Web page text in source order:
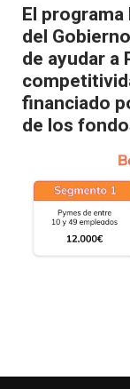
El programa
del
de ayudar a
financiado
de los